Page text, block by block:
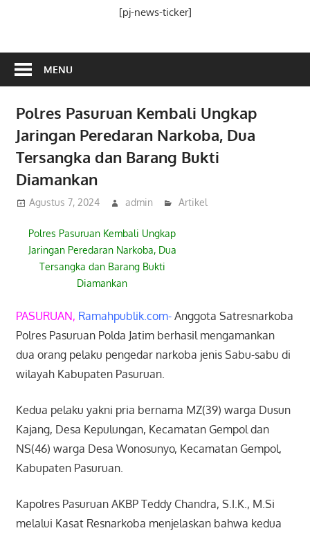
[pj-news-ticker]
MENU
Polres Pasuruan Kembali Ungkap
Jaringan Peredaran Narkoba, Dua
Tersangka dan Barang Bukti
Diamankan
Agustus 7, 2024 admin Artikel
Polres Pasuruan Kembali Ungkap
Jaringan Peredaran Narkoba, Dua
Tersangka dan Barang Bukti
Diamankan
PASURUAN, Ramahpublik.com-Anggota Satresnarkoba
Polres Pasuruan Polda Jatim berhasil mengamankan
dua orang pelaku pengedar narkoba jenis Sabu-sabu di
wilayah Kabupaten Pasuruan.
Kedua pelaku yakni pria bernama MZ(39) warga Dusun
Kajang, Desa Kepulungan, Kecamatan Gempol dan
NS(46) warga Desa Wonosunyo, Kecamatan Gempol,
Kabupaten Pasuruan.
Kapolres Pasuruan AKBP Teddy Chandra, S.I.K., M.Si
melalui Kasat Resnarkoba menjelaskan bahwa kedua